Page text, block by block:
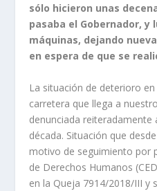
sólo hicieron unas
pasaba el Gobernador,
máquinas, dejando
en espera de que se
La situación de deterioro
carretera que llega a
denunciada reiteradamente
década. Situación que
motivo de seguimiento por
de Derechos Humanos
en la Queja 7914/2018/III y